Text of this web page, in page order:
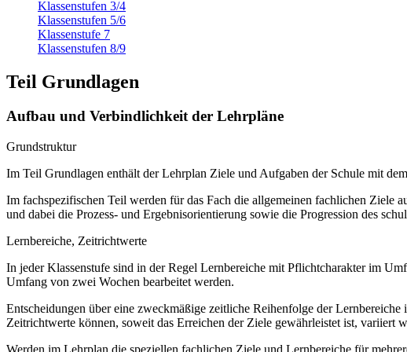
Klassenstufen 3/4
Klassenstufen 5/6
Klassenstufe 7
Klassenstufen 8/9
Teil Grundlagen
Aufbau und Verbindlichkeit der Lehrpläne
Grundstruktur
Im Teil Grundlagen enthält der Lehrplan Ziele und Aufgaben der Schule mit
Im fachspezifischen Teil werden für das Fach die allgemeinen fachlichen Ziele
und dabei die Prozess- und Ergebnisorientierung sowie die Progression des
Lernbereiche, Zeitrichtwerte
In jeder Klassenstufe sind in der Regel Lernbereiche mit Pflichtcharakter im
Umfang von zwei Wochen bearbeitet werden.
Entscheidungen über eine zweckmäßige zeitliche Reihenfolge der
Zeitrichtwerte können, soweit das Erreichen der Ziele gewährleistet ist, variiert